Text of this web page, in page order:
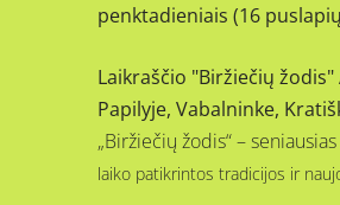
penktadieniais (16
Laikraščio "Biržiečių žodis"
Papilyje, Vabalninke,
„Biržiečių žodis“ –
laiko patikrintos tradicijos ir